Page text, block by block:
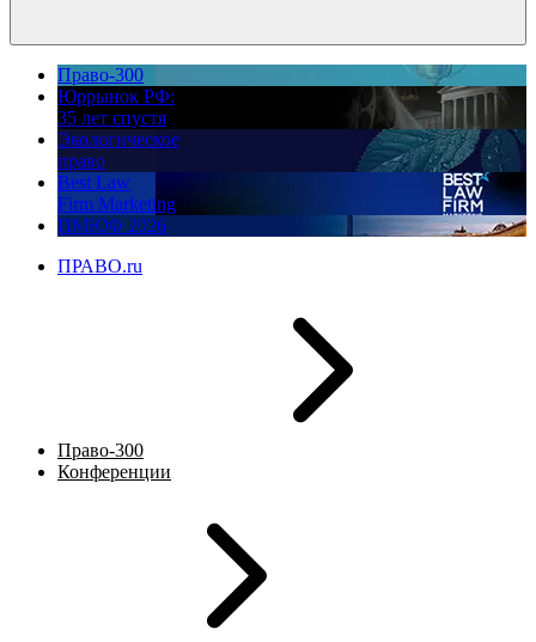
Право-300
Юррынок РФ:
35 лет спустя
Экологическое
право
Best Law
Firm Marketing
ПМЮФ 2026
ПРАВО.ru
Право-300
Конференции